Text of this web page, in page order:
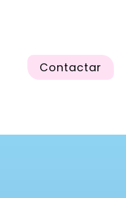
Contactar